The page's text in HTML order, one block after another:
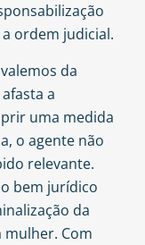
ordem judicial.
da
a
uma medida
o agente não
relevante.
bem jurídico
da
mulher. Com